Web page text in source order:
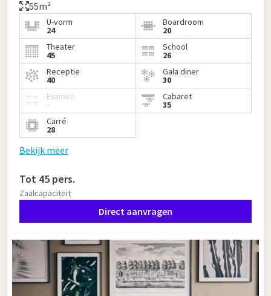
55m²
U-vorm
24
Boardroom
20
Theater
45
School
26
Receptie
40
Gala diner
30
Examen
-
Cabaret
35
Carré
28
Bekijk meer
Tot 45 pers.
Zaalcapaciteit
Direct aanvragen